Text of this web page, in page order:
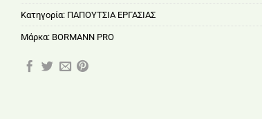
Κατηγορία: ΠΑΠΟΥΤΣΙΑ ΕΡΓΑΣΙΑΣ
Μάρκα: BORMANN PRO